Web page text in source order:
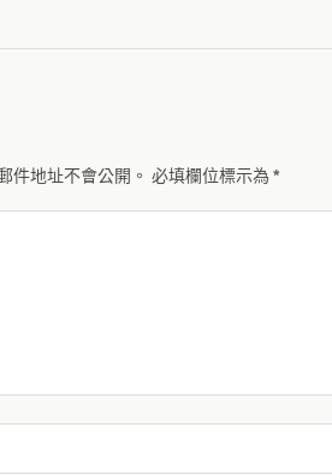
件地址不會公開。 必填欄位標示為 *